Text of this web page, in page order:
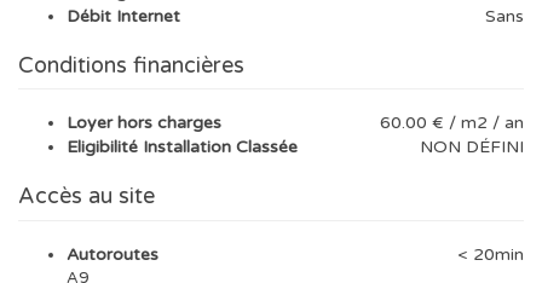
Débit Internet
Sans
Conditions financières
Loyer hors charges
60.00 € / m2 / an
Eligibilité Installation Classée
NON DÉFINI
Accès au site
Autoroutes < 20min
A9